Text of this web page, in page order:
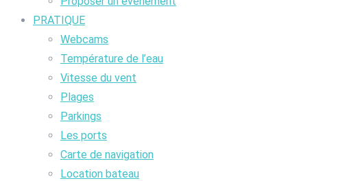
PRATIQUE
Webcams
Température de l’eau
Vitesse du vent
Plages
Parkings
Les ports
Carte de navigation
Location bateau